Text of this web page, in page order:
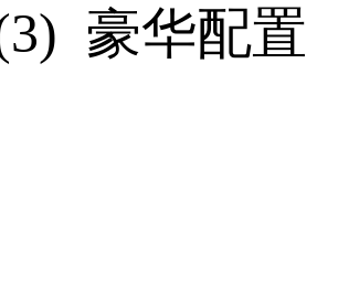
华配置（